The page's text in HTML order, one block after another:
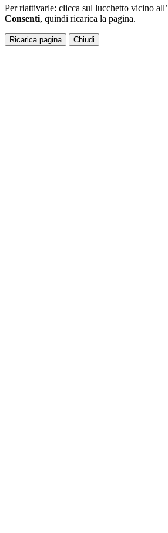
Per riattivarle: clicca sul lucchetto vicino
Consenti, quindi ricarica la pagina.
Ricarica pagina Chiudi